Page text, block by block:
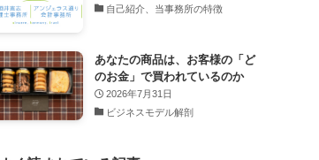
自己紹介、当事務所の特徴
あなたの商品は、お客様の「ど
のお金」で買われているのか
2026年7月31日
ビジネスモデル解剖